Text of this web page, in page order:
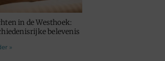
in de Westhoek:
belevenis
»